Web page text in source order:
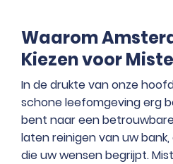
Waarom
Kiezen voor
In de drukte van onze
schone leefomgeving erg
bent naar een
laten reinigen van uw bank
die uw wensen begrijpt.